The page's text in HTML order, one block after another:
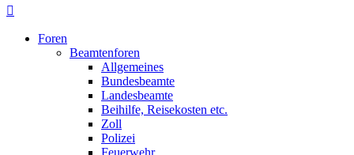
Foren
Beamtenforen
Allgemeines
Bundesbeamte
Landesbeamte
Beihilfe, Reisekosten etc.
Zoll
Polizei
Feuerwehr